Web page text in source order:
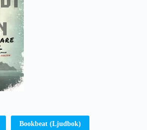
Bookbeat (Ljudbok)